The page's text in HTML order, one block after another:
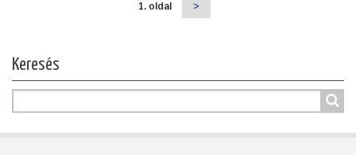
1. oldal
Következő
oldal
>
Keresés